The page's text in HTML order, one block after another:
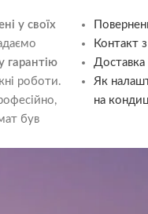
у своїх
гарантію
роботи.
був
Контакт
Доставка
Як
на